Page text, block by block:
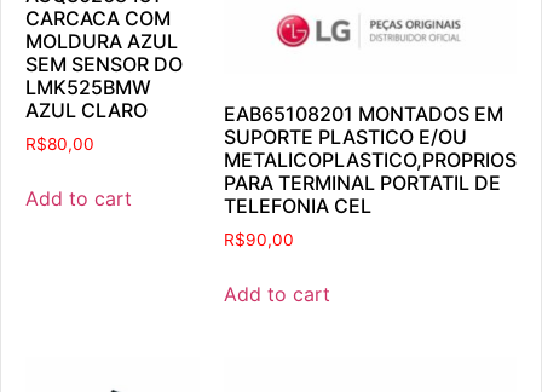
CARCACA COM
MOLDURA AZUL
SEM SENSOR DO
LMK525BMW
AZUL CLARO
R$80,00
Add to cart
EAB65108201 MONTADOS EM
SUPORTE PLASTICO E/OU
METALICOPLASTICO,PROPRIOS
PARA TERMINAL PORTATIL DE
TELEFONIA CEL
R$90,00
Add to cart